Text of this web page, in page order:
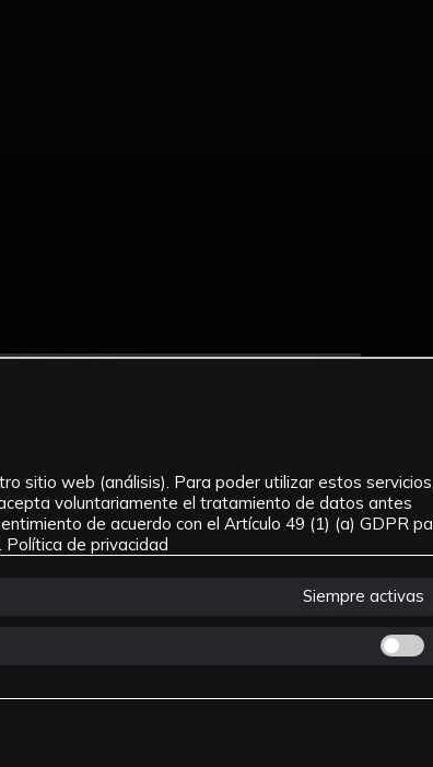
sitio web (análisis). Para poder utilizar estos servicios,
voluntariamente el tratamiento de datos antes
de acuerdo con el Artículo 49 (1) (a) GDPR
Política de privacidad
Siempre activas